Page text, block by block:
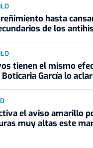
hasta
de los
tienen el mismo
García lo
el aviso amarillo
muy altas este